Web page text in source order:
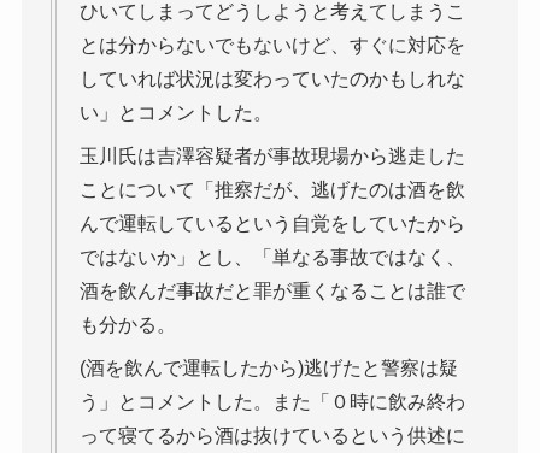
ひいてしまってどうしようと考えてしまうこ
とは分からないでもないけど、すぐに対応を
していれば状況は変わっていたのかもしれな
い」とコメントした。
玉川氏は吉澤容疑者が事故現場から逃走した
ことについて「推察だが、逃げたのは酒を飲
んで運転しているという自覚をしていたから
ではないか」とし、「単なる事故ではなく、
酒を飲んだ事故だと罪が重くなることは誰で
も分かる。
(酒を飲んで運転したから)逃げたと警察は疑
う」とコメントした。また「０時に飲み終わ
って寝てるから酒は抜けているという供述に